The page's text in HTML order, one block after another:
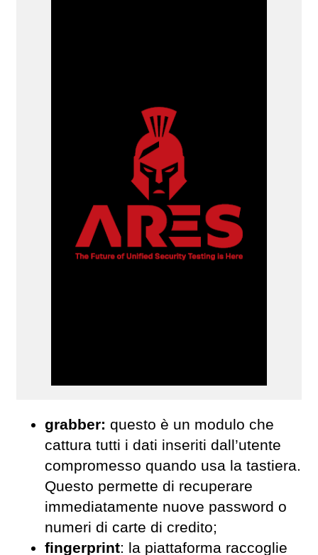
grabber: questo è un modulo che
cattura tutti i dati inseriti dall’utente
compromesso quando usa la tastiera.
Questo permette di recuperare
immediatamente nuove password o
numeri di carte di credito;
fingerprint: la piattaforma raccoglie